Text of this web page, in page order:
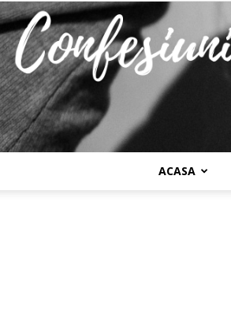
ACASA